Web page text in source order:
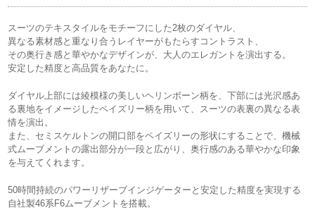
スーツのテキスタイルをモチーフにした2枚のダイヤル、
異なる素材感と重なり合うレイヤーがもたらすコントラスト、
その奥行き感と華やかなデザインが、大人のエレガントを演出する。
安定した精度と高品質をあなたに。
ダイヤル上部には綾模様の美しいヘリンボーン柄を、下部には光沢感あ
る裏地をイメージしたペイズリー柄を用いて、スーツの表裏の異なる表
情を演出。
また、セミスケルトンの開口部をペイズリーの形状にすることで、機械
式ムーブメントの露出部分が一段と広がり、奥行感のある華やかな印象
を与えてくれます。
50時間持続のパワーリザーブインジゲーターと安定した精度を実現する
自社製46系F6ムーブメントを搭載。